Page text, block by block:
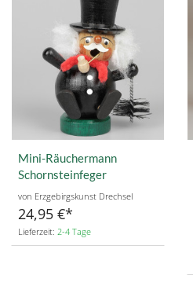
Mini-Räuchermann
Schornsteinfeger
von Erzgebirgskunst Drechsel
24,95 €
Lieferzeit: 2-4 Tage